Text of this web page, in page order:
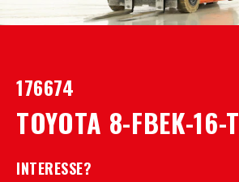
176674
TOYOTA 8-FBEK-16-T
INTERESSE?